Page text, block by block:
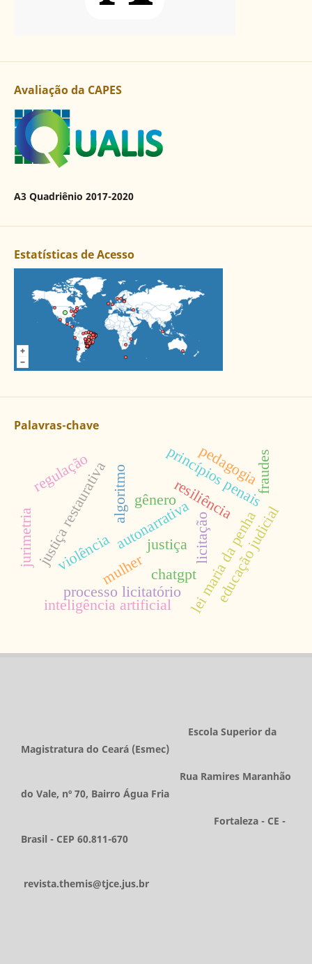
Avaliação da CAPES
A3 Quadriênio 2017-2020
Estatísticas de Acesso
Palavras-chave
resiliência
autonarrativa
gênero
mulher
violência lei maria da penha
justiça restaurativa licitação
processo licitatório
princípios penais
pedagogia
chatgpt educação judicial
justiça
algoritmo
inteligência artificial
regulação fraudes
jurimetria
Escola Superior da
Magistratura do Ceará (Esmec)
Rua Ramires Maranhão
do Vale, nº 70, Bairro Água Fria
Fortaleza - CE -
Brasil - CEP 60.811-670
revista.themis@tjce.jus.br